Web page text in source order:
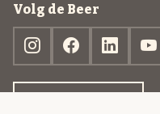
Volg de Beer